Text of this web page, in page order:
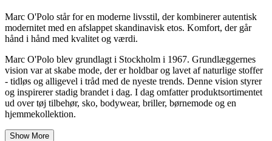
Marc O'Polo står for en moderne livsstil, der kombinerer autentisk
modernitet med en afslappet skandinavisk etos. Komfort, der går
hånd i hånd med kvalitet og værdi.
Marc O'Polo blev grundlagt i Stockholm i 1967. Grundlæggernes
vision var at skabe mode, der er holdbar og lavet af naturlige stoffer
- tidløs og alligevel i tråd med de nyeste trends. Denne vision styrer
og inspirerer stadig brandet i dag. I dag omfatter produktsortimentet
ud over tøj tilbehør, sko, bodywear, briller, børnemode og en
hjemmekollektion.
Show More